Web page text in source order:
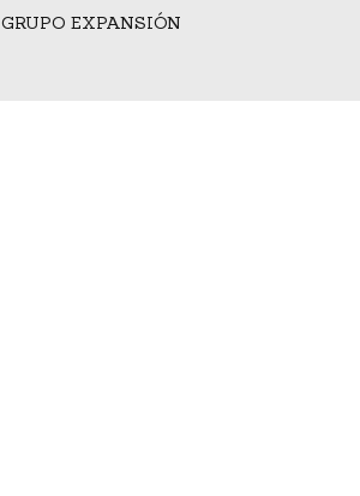
GRUPO EXPANSIÓN